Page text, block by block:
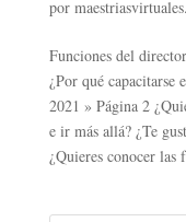
por
Funciones del
¿Por qué
2021 » Página 2
e ir más allá? ¿Te
¿Quieres conocer las